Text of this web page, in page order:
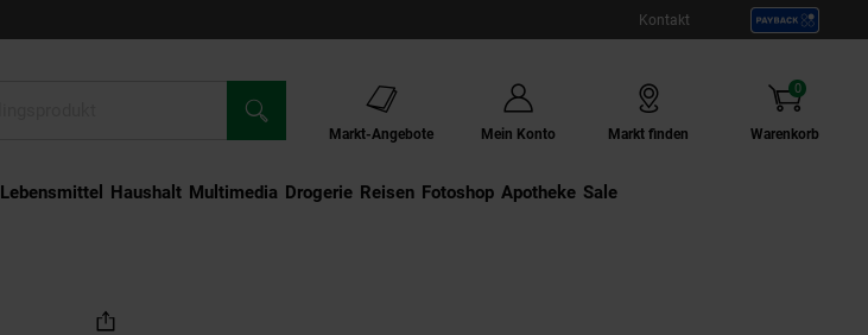
Kontakt
Markt-Angebote Mein Konto Markt finden Warenkorb
0
Artikel
Lebensmittel Haushalt Multimedia Drogerie Externer Link:
Reisen Externer Link:
Fotoshop Externer Link:
Apotheke Sale